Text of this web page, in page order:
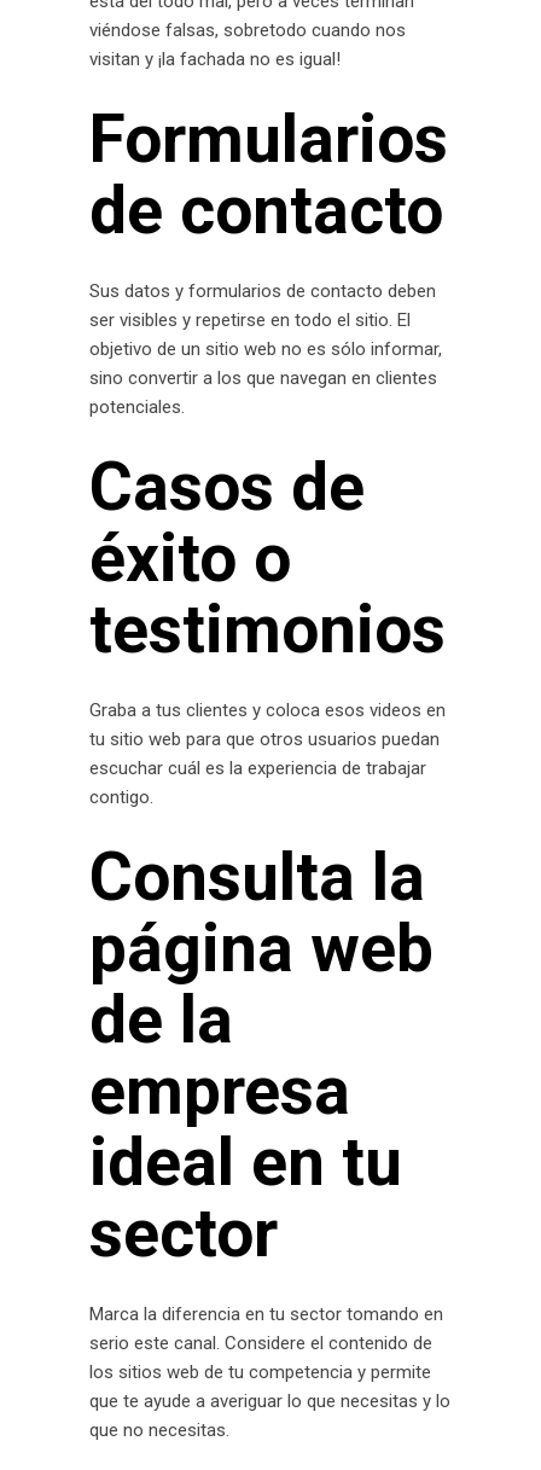
viéndose falsas, sobretodo cuando nos
visitan y ¡la fachada no es igual!
Formularios
de contacto
Sus datos y formularios de contacto deben
ser visibles y repetirse en todo el sitio. El
objetivo de un sitio web no es sólo informar,
sino convertir a los que navegan en clientes
potenciales.
Casos de
éxito o
testimonios
Graba a tus clientes y coloca esos videos en
tu sitio web para que otros usuarios puedan
escuchar cuál es la experiencia de trabajar
contigo.
Consulta la
página web
de la
empresa
ideal en tu
sector
Marca la diferencia en tu sector tomando en
serio este canal. Considere el contenido de
los sitios web de tu competencia y permite
que te ayude a averiguar lo que necesitas y lo
que no necesitas.